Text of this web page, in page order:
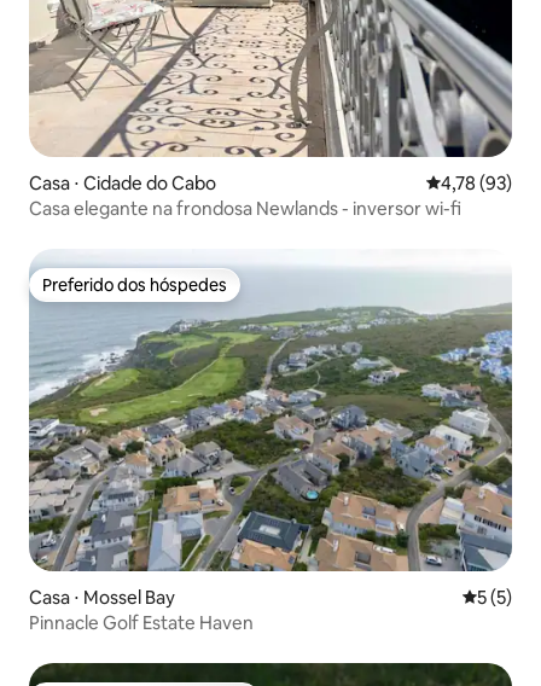
Casa ⋅ Cidade do Cabo 4,78 de uma
4,78 (93)
Casa elegante na frondosa Newlands - inversor wi-fi
Preferido dos hóspedes
Preferido dos hóspedes
Casa ⋅ Mossel Bay 5 de
5 (5)
Pinnacle Golf Estate Haven